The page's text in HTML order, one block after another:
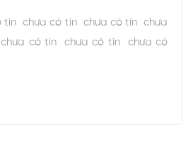
tin chưa có tin chưa có tin chưa
có tin chưa có tin chưa có